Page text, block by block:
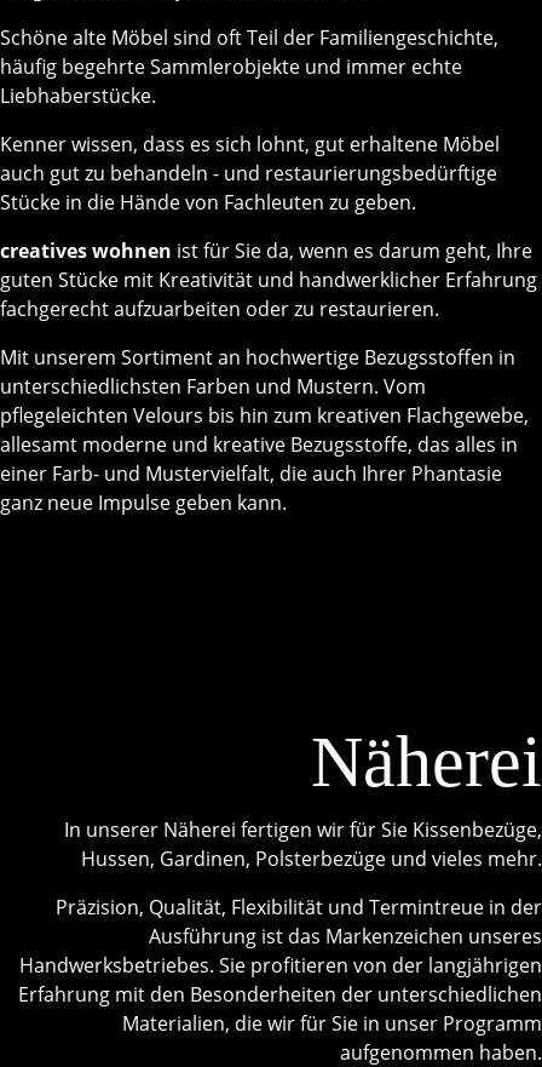
Schöne alte Möbel sind oft Teil der Familiengeschichte,
häufig begehrte Sammlerobjekte und immer echte
Liebhaberstücke.
Kenner wissen, dass es sich lohnt, gut erhaltene Möbel
auch gut zu behandeln - und restaurierungsbedürftige
Stücke in die Hände von Fachleuten zu geben.
creatives wohnen ist für Sie da, wenn es darum geht, Ihre
guten Stücke mit Kreativität und handwerklicher Erfahrung
fachgerecht aufzuarbeiten oder zu restaurieren.
Mit unserem Sortiment an hochwertige Bezugsstoffen in
unterschiedlichsten Farben und Mustern. Vom
pflegeleichten Velours bis hin zum kreativen Flachgewebe,
allesamt moderne und kreative Bezugsstoffe, das alles in
einer Farb- und Mustervielfalt, die auch Ihrer Phantasie
ganz neue Impulse geben kann.
Näherei
In unserer Näherei fertigen wir für Sie Kissenbezüge,
Hussen, Gardinen, Polsterbezüge und vieles mehr.
Präzision, Qualität, Flexibilität und Termintreue in der
Ausführung ist das Markenzeichen unseres
Handwerksbetriebes. Sie profitieren von der langjährigen
Erfahrung mit den Besonderheiten der unterschiedlichen
Materialien, die wir für Sie in unser Programm
aufgenommen haben.